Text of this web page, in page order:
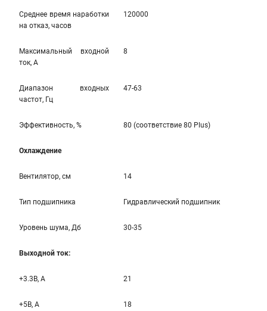
Среднее время наработки
на отказ, часов
120000
Максимальный входной
ток, А
8
Диапазон входных
частот, Гц
47-63
Эффективность, % 80 (соответствие 80 Plus)
Охлаждение
Вентилятор, см 14
Тип подшипника Гидравлический подшипник
Уровень шума, Дб 30-35
Выходной ток:
+3.3B, А 21
+5B, А 18